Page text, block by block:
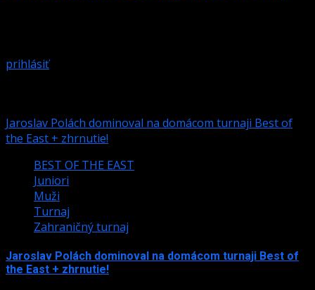
prihlásiť.
Jaroslav Polách dominoval na domácom turnaji Best of
the East + zhrnutie!
BEST OF THE EAST
Juniori
Muži
Turnaj
Zahraničný turnaj
Jaroslav Polách dominoval na domácom turnaji Best of
the East + zhrnutie!